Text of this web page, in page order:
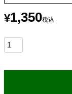
¥1,350税込